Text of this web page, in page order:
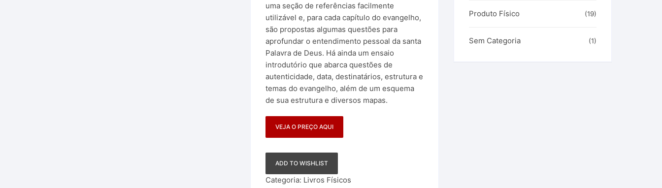
uma seção de referências facilmente
utilizável e, para cada capítulo do evangelho,
são propostas algumas questões para
aprofundar o entendimento pessoal da santa
Palavra de Deus. Há ainda um ensaio
introdutório que abarca questões de
autenticidade, data, destinatários, estrutura e
temas do evangelho, além de um esquema
de sua estrutura e diversos mapas.
VEJA O PREÇO AQUI
ADD TO WISHLIST
Categoria: Livros Físicos
Produto Físico (19)
Sem Categoria (1)